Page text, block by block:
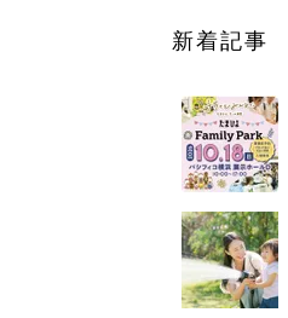
新着記事